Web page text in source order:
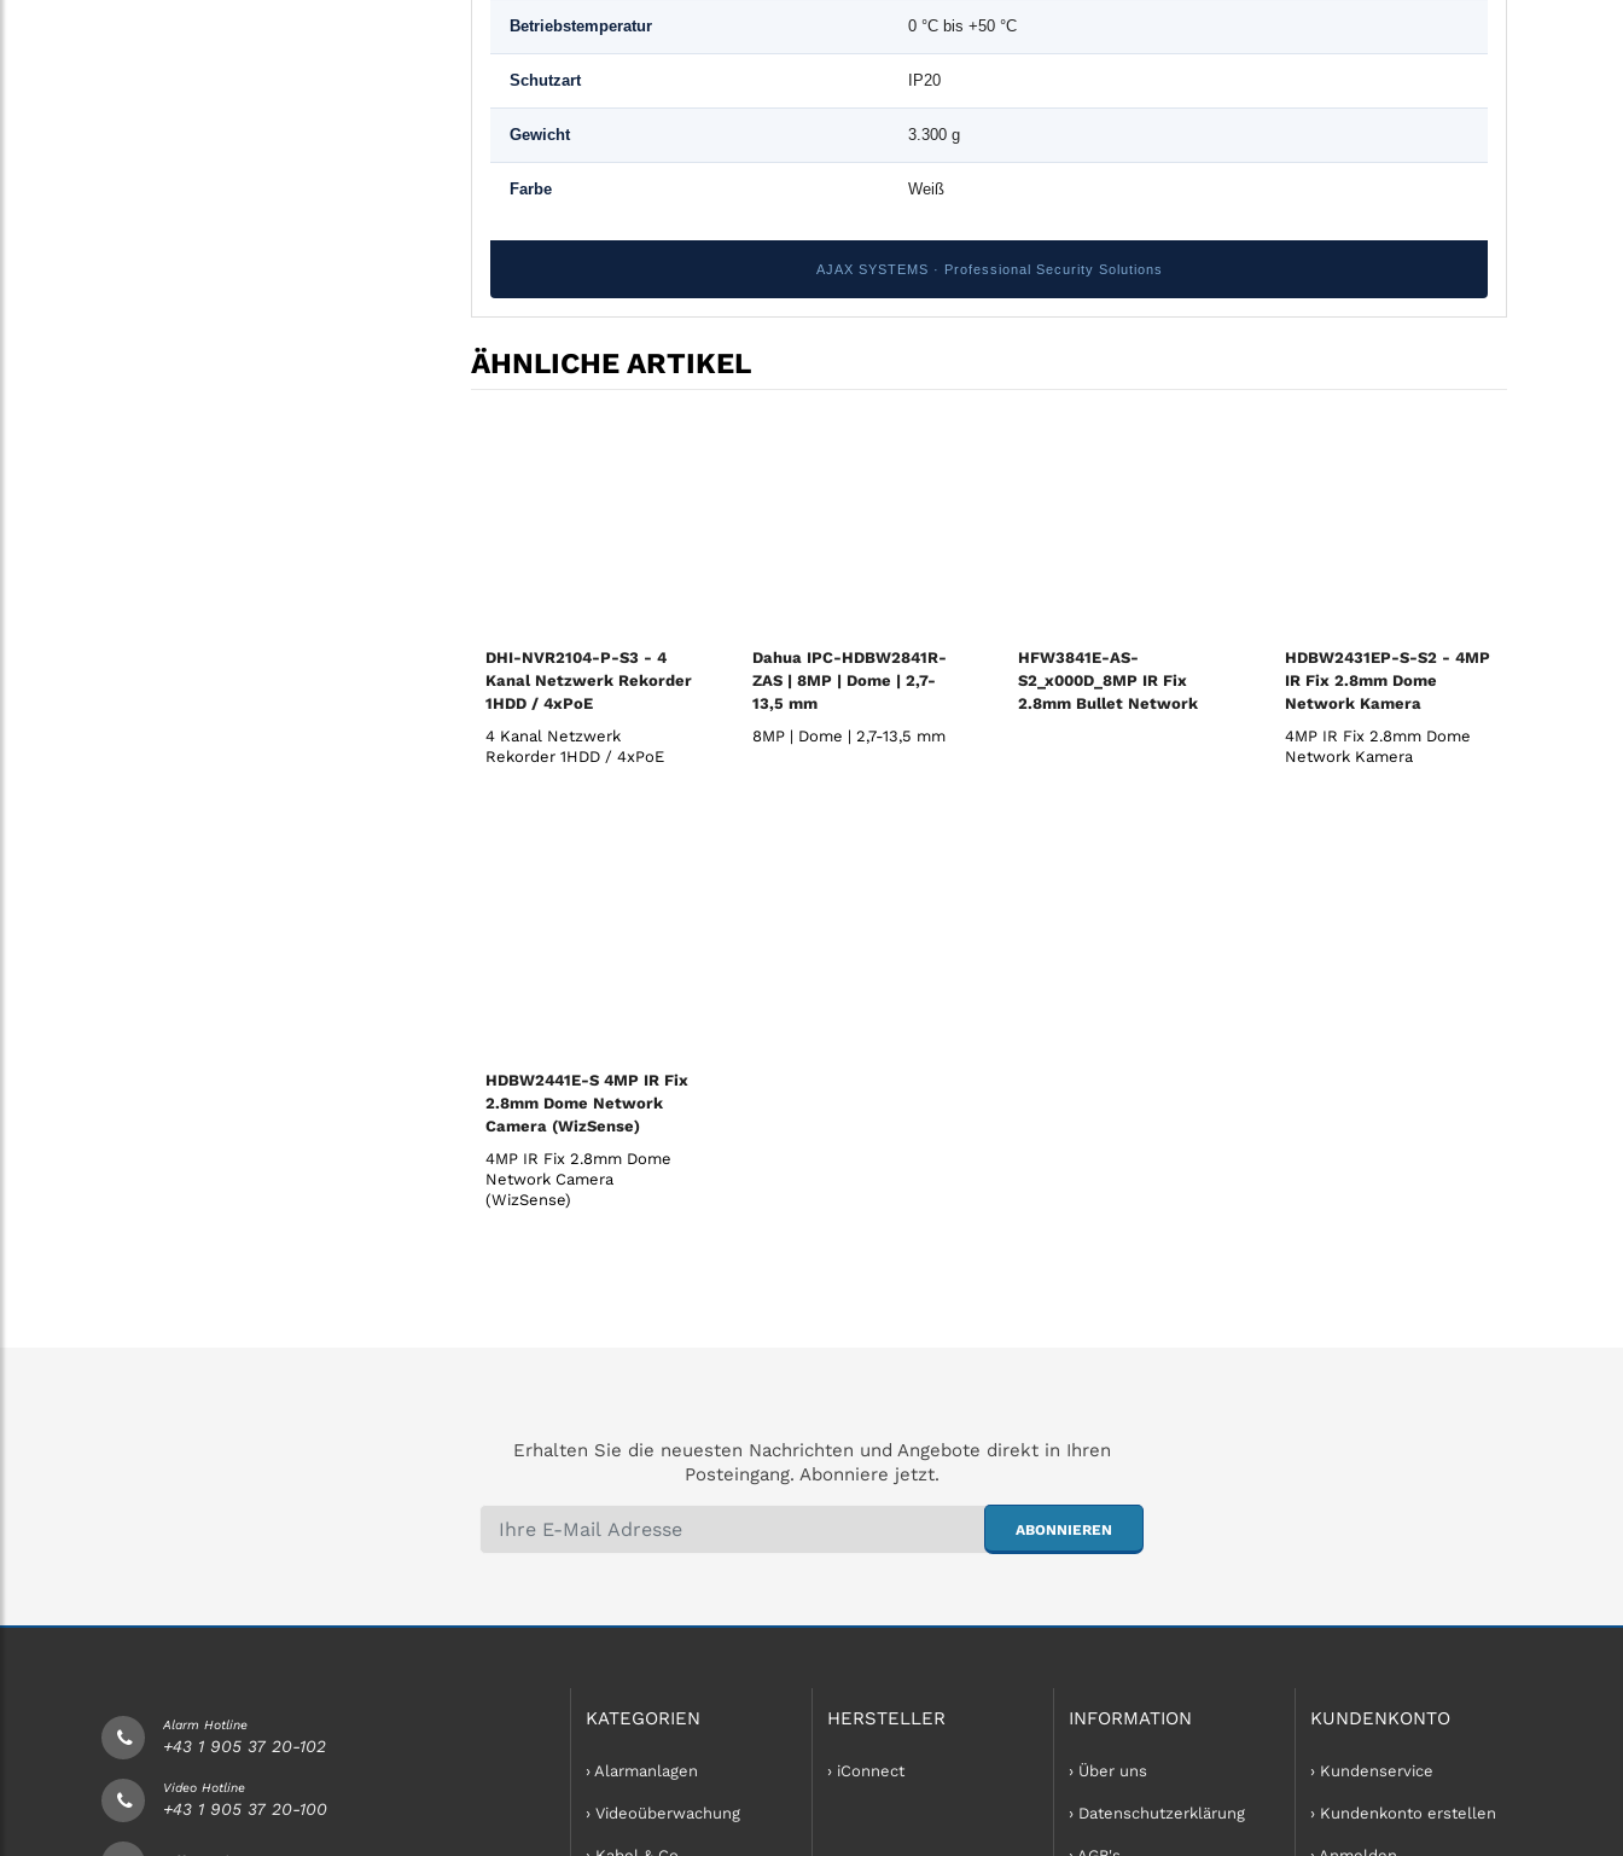
Betriebstemperatur 0 °C bis +50 °C
Schutzart IP20
Gewicht 3.300 g
Farbe Weiß
AJAX SYSTEMS · Professional Security Solutions
ÄHNLICHE ARTIKEL
DHI-NVR2104-P-S3 - 4
Kanal Netzwerk Rekorder
1HDD / 4xPoE
4 Kanal Netzwerk
Rekorder 1HDD / 4xPoE
Dahua IPC-HDBW2841R-
ZAS | 8MP | Dome | 2,7-
13,5 mm
8MP | Dome | 2,7-13,5 mm
HFW3841E-AS-
S2_x000D_8MP IR Fix
2.8mm Bullet Network
HDBW2431EP-S-S2 - 4MP
IR Fix 2.8mm Dome
Network Kamera
4MP IR Fix 2.8mm Dome
Network Kamera
HDBW2441E-S 4MP IR Fix
2.8mm Dome Network
Camera (WizSense)
4MP IR Fix 2.8mm Dome
Network Camera
(WizSense)
Erhalten Sie die neuesten Nachrichten und Angebote direkt in Ihren
Posteingang. Abonniere jetzt.
ABONNIEREN
Alarm Hotline
+43 1 905 37 20-102
Video Hotline
+43 1 905 37 20-100
KATEGORIEN
› Alarmanlagen
› Videoüberwachung
HERSTELLER
› iConnect
INFORMATION
› Über uns
› Datenschutzerklärung
KUNDENKONTO
› Kundenservice
› Kundenkonto erstellen